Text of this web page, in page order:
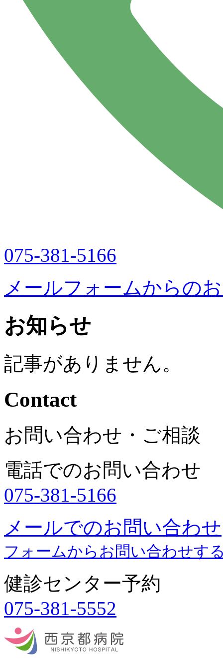
075-381-5166
メールフォームからの
お知らせ
記事がありません。
Contact
お問い合わせ・ご相談
電話でのお問い合わせ
075-381-5166
メールでのお問い合わせ
フォームからお問い合わせす
健診センター予約
075-381-5552